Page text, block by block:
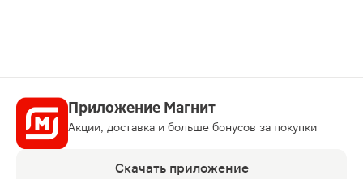
Приложение Магнит
Акции, доставка и больше бонусов за покупки
Скачать приложение